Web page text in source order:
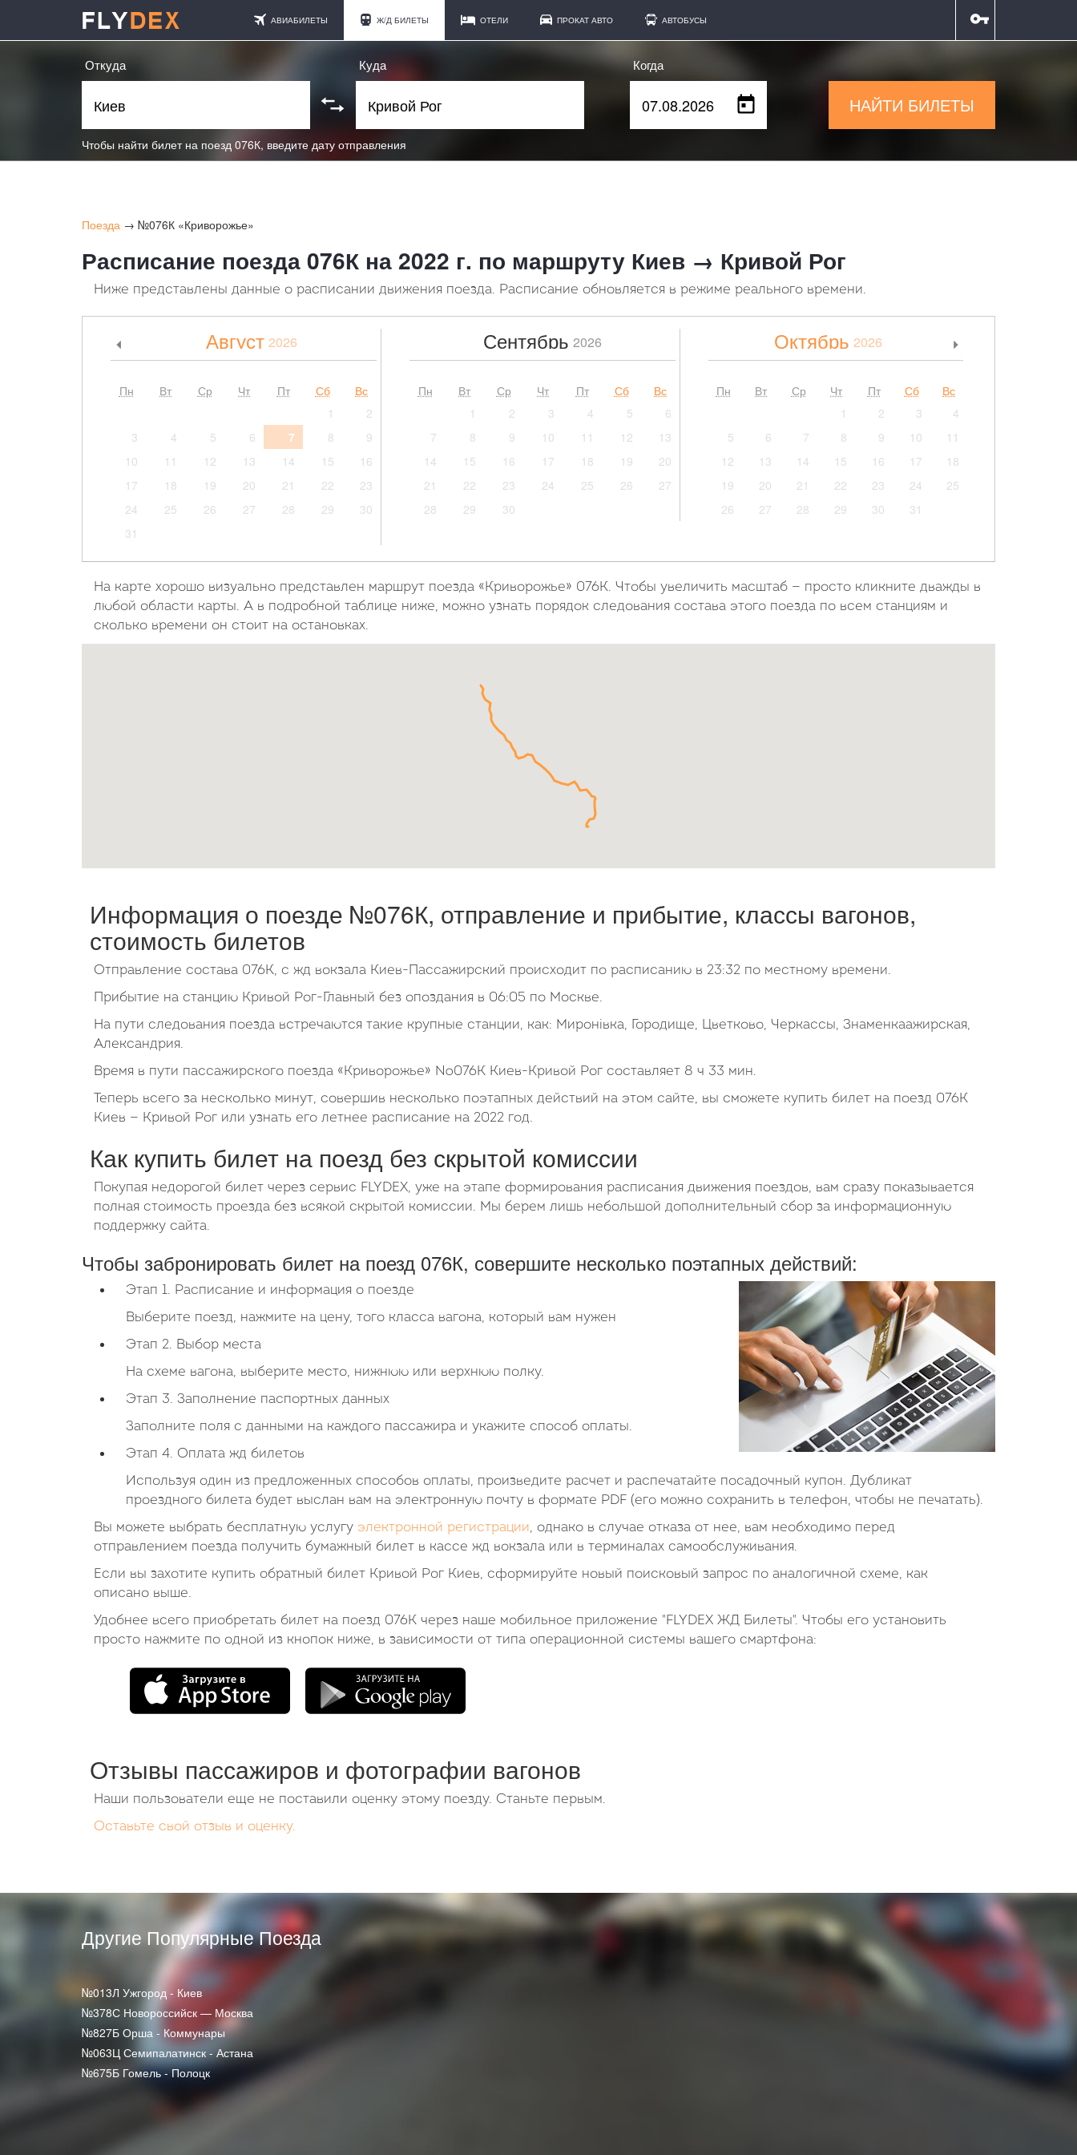
АВИАБИЛЕТЫ Ж/Д БИЛЕТЫ ОТЕЛИ ПРОКАТ АВТО АВТОБУСЫ
Откуда Куда Когда
НАЙТИ БИЛЕТЫ
Чтобы найти билет на поезд 076К, введите дату отправления
Поезда → №076К «Криворожье»
Расписание поезда 076К на 2022 г. по маршруту Киев → Кривой Рог
Ниже представлены данные о расписании движения поезда. Расписание обновляется в режиме реального времени.
Август 2026
Пн Вт Ср Чт Пт Сб
Вс
1
2
3
4 5 6 7 8
9
10
11 12 13 14 15
16
17
18 19 20 21 22
23
24
25 26 27 28 29
30
31
Сентябрь 2026
Пн Вт Ср Чт Пт Сб
Вс
1
2 3 4 5
6
7
8 9 10 11 12
13
14
15 16 17 18 19
20
21
22 23 24 25 26
27
28
29 30
Октябрь 2026
Пн Вт Ср Чт Пт Сб
Вс
1
2 3
4
5
6 7 8 9 10
11
12
13 14 15 16 17
18
19
20 21 22 23 24
25
26
27 28 29 30 31
На карте хорошо визуально представлен маршрут поезда «Криворожье» 076К. Чтобы увеличить масштаб — просто кликните дважды в
любой области карты. А в подробной таблице ниже, можно узнать порядок следования состава этого поезда по всем станциям и
сколько времени он стоит на остановках.
Информация о поезде №076К, отправление и прибытие, классы вагонов,
стоимость билетов
Отправление состава 076К, с жд вокзала Киев-Пассажирский происходит по расписанию в 23:32 по местному времени.
Прибытие на станцию Кривой Рог-Главный без опоздания в 06:05 по Москве.
На пути следования поезда встречаются такие крупные станции, как: Миронівка, Городище, Цветково, Черкассы, Знаменкаажирская,
Александрия.
Время в пути пассажирского поезда «Криворожье» №076К Киев-Кривой Рог составляет 8 ч 33 мин.
Теперь всего за несколько минут, совершив несколько поэтапных действий на этом сайте, вы сможете купить билет на поезд 076К
Киев — Кривой Рог или узнать его летнее расписание на 2022 год.
Как купить билет на поезд без скрытой комиссии
Покупая недорогой билет через сервис FLYDEX, уже на этапе формирования расписания движения поездов, вам сразу показывается
полная стоимость проезда без всякой скрытой комиссии. Мы берем лишь небольшой дополнительный сбор за информационную
поддержку сайта.
Чтобы забронировать билет на поезд 076К, совершите несколько поэтапных действий:
Этап 1. Расписание и информация о поезде
Выберите поезд, нажмите на цену, того класса вагона, который вам нужен
Этап 2. Выбор места
На схеме вагона, выберите место, нижнюю или верхнюю полку.
Этап 3. Заполнение паспортных данных
Заполните поля с данными на каждого пассажира и укажите способ оплаты.
Этап 4. Оплата жд билетов
Используя один из предложенных способов оплаты, произведите расчет и распечатайте посадочный купон. Дубликат
проездного билета будет выслан вам на электронную почту в формате PDF (его можно сохранить в телефон, чтобы не печатать).
Вы можете выбрать бесплатную услугу электронной регистрации, однако в случае отказа от нее, вам необходимо перед
отправлением поезда получить бумажный билет в кассе жд вокзала или в терминалах самообслуживания.
Если вы захотите купить обратный билет Кривой Рог Киев, сформируйте новый поисковый запрос по аналогичной схеме, как
описано выше.
Удобнее всего приобретать билет на поезд 076К через наше мобильное приложение "FLYDEX ЖД Билеты". Чтобы его установить
просто нажмите по одной из кнопок ниже, в зависимости от типа операционной системы вашего смартфона:
Отзывы пассажиров и фотографии вагонов
Наши пользователи еще не поставили оценку этому поезду. Станьте первым.
Оставьте свой отзыв и оценку.
Другие Популярные Поезда
№013Л Ужгород - Киев
№378С Новороссийск — Москва
№827Б Орша - Коммунары
№063Ц Семипалатинск - Астана
№675Б Гомель - Полоцк